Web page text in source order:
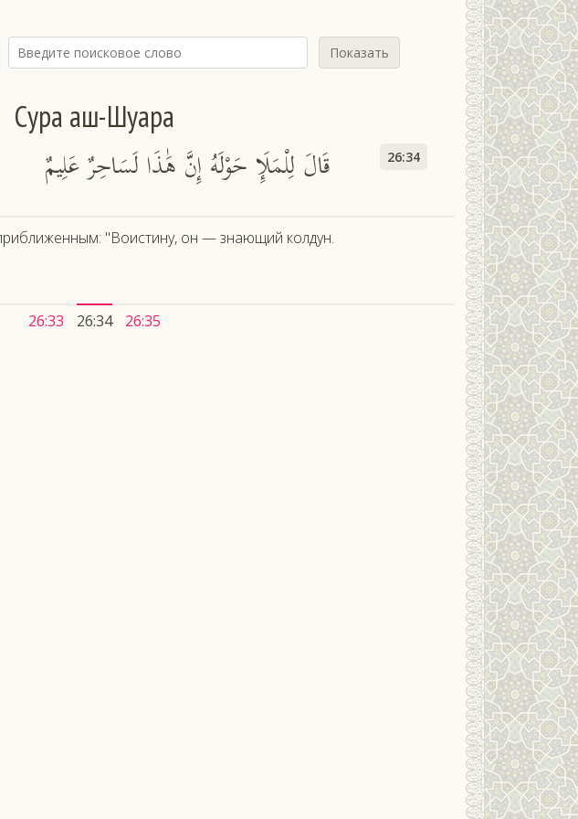
Показать
Сура аш-Шуара
قَالَ لِلْمَلَإِ حَوْلَهُ إِنَّ هَٰذَا لَسَاحِرٌ عَلِيمٌ 26:34
"Воистину, он — знающий колдун.
26:33 26:34 26:35